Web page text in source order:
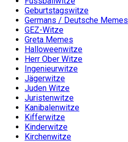
Geburtstagswitze
Germans / Deutsche Memes
GEZ-Witze
Greta Memes
Halloweenwitze
Herr Ober Witze
Ingenieurwitze
Jägerwitze
Juden Witze
Juristenwitze
Kanibalenwitze
Kifferwitze
Kinderwitze
Kirchenwitze